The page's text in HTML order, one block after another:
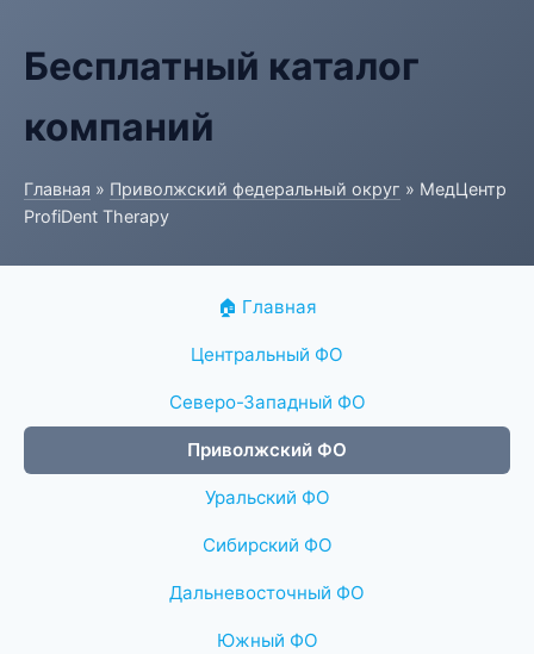
Бесплатный каталог
компаний
Главная » Приволжский федеральный округ » МедЦентр
ProfiDent Therapy
🏠 Главная
Центральный ФО
Северо-Западный ФО
Приволжский ФО
Уральский ФО
Сибирский ФО
Дальневосточный ФО
Южный ФО